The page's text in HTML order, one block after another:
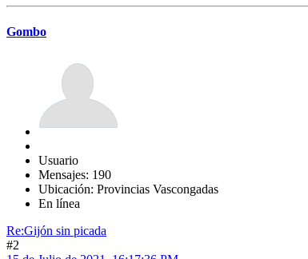
Gombo
Usuario
Mensajes: 190
Ubicación: Provincias Vascongadas
En línea
Re:Gijón sin picada
#2